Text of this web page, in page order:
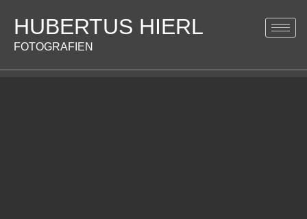
HUBERTUS HIERL
FOTOGRAFIEN